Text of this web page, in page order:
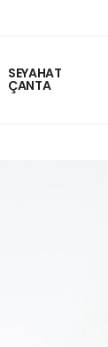
SEYAHAT
ÇANTA